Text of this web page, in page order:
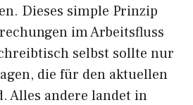
Dieses simple Prinzip
im Arbeitsfluss
selbst sollte nur
die für den aktuellen
Alles andere landet in